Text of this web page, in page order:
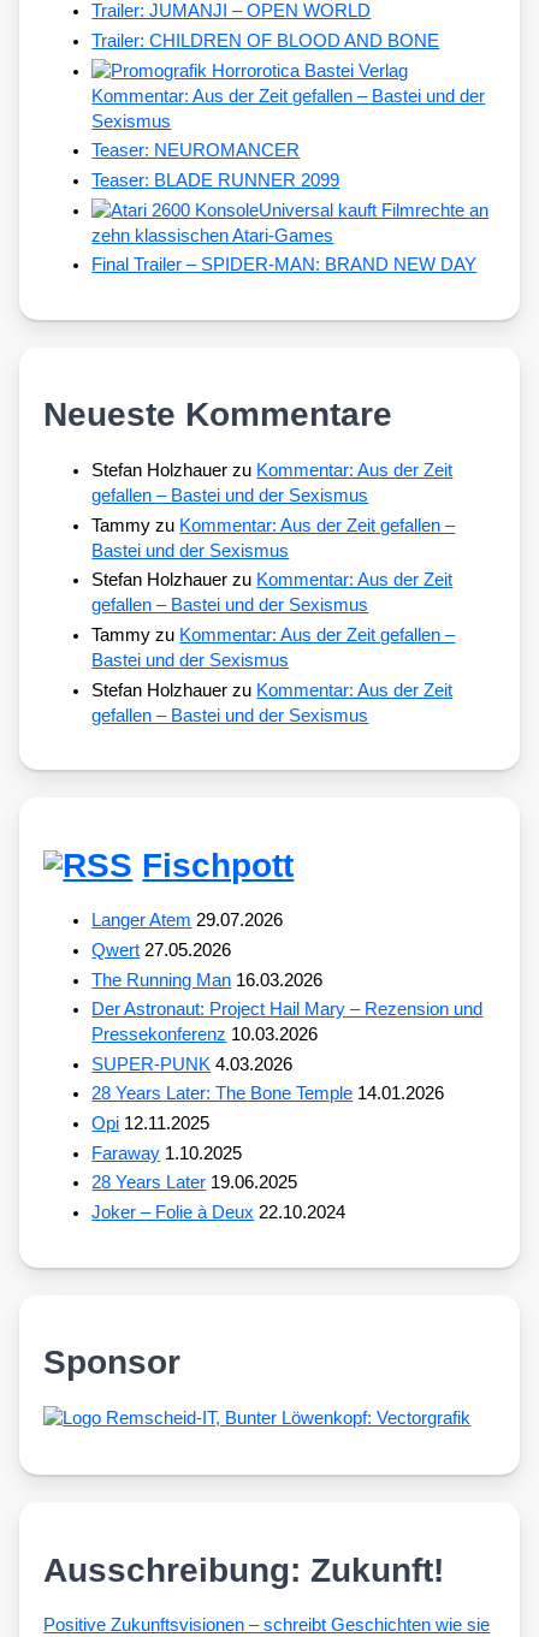
Trailer: JUMANJI – OPEN WORLD
Trailer: CHILDREN OF BLOOD AND BONE
Kommentar: Aus der Zeit gefallen – Bastei und der
Sexismus
Teaser: NEUROMANCER
Teaser: BLADE RUNNER 2099
Universal kauft Filmrechte an
zehn klassischen Atari-Games
Final Trailer – SPIDER-MAN: BRAND NEW DAY
Neueste Kommentare
Stefan Holzhauer zu Kommentar: Aus der Zeit
gefallen – Bastei und der Sexismus
Tammy zu Kommentar: Aus der Zeit gefallen –
Bastei und der Sexismus
Stefan Holzhauer zu Kommentar: Aus der Zeit
gefallen – Bastei und der Sexismus
Tammy zu Kommentar: Aus der Zeit gefallen –
Bastei und der Sexismus
Stefan Holzhauer zu Kommentar: Aus der Zeit
gefallen – Bastei und der Sexismus
Fischpott
Langer Atem 29.07.2026
Qwert 27.05.2026
The Running Man 16.03.2026
Der Astronaut: Project Hail Mary – Rezension und
Pressekonferenz 10.03.2026
SUPER-PUNK 4.03.2026
28 Years Later: The Bone Temple 14.01.2026
Opi 12.11.2025
Faraway 1.10.2025
28 Years Later 19.06.2025
Joker – Folie à Deux 22.10.2024
Sponsor
Ausschreibung: Zukunft!
Posi­ti­ve Zukunfts­vi­sio­nen – schreibt Geschich­ten wie sie